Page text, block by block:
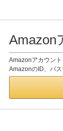
Amazon
Amazonアカウント
AmazonのID、パス